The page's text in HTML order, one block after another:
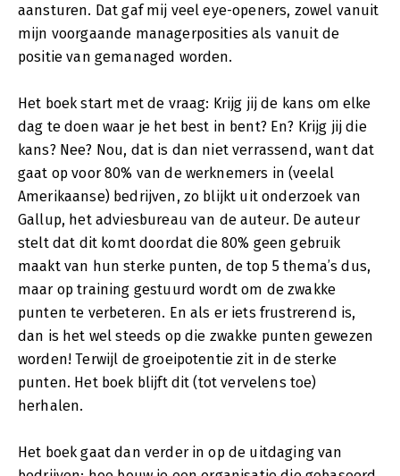
aansturen. Dat gaf mij veel eye-openers, zowel vanuit
mijn voorgaande managerposities als vanuit de
positie van gemanaged worden.
Het boek start met de vraag: Krijg jij de kans om elke
dag te doen waar je het best in bent? En? Krijg jij die
kans? Nee? Nou, dat is dan niet verrassend, want dat
gaat op voor 80% van de werknemers in (veelal
Amerikaanse) bedrijven, zo blijkt uit onderzoek van
Gallup, het adviesbureau van de auteur. De auteur
stelt dat dit komt doordat die 80% geen gebruik
maakt van hun sterke punten, de top 5 thema’s dus,
maar op training gestuurd wordt om de zwakke
punten te verbeteren. En als er iets frustrerend is,
dan is het wel steeds op die zwakke punten gewezen
worden! Terwijl de groeipotentie zit in de sterke
punten. Het boek blijft dit (tot vervelens toe)
herhalen.
Het boek gaat dan verder in op de uitdaging van